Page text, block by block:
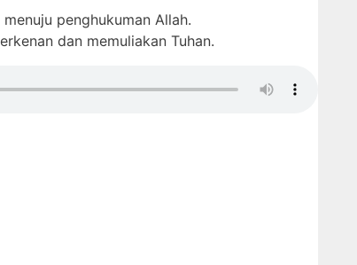
penghukuman Allah.
dan memuliakan Tuhan.